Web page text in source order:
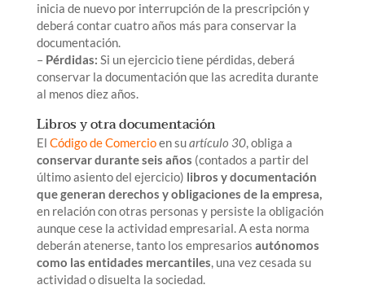
inicia de nuevo por interrupción de la prescripción y
deberá contar cuatro años más para conservar la
documentación.
– Pérdidas: Si un ejercicio tiene pérdidas, deberá
conservar la documentación que las acredita durante
al menos diez años.
Libros y otra documentación
El Código de Comercioen suartículo 30, obliga a
conservar durante seis años (contados a partir del
último asiento del ejercicio) libros y documentación
que generan derechos y obligaciones de la empresa,
en relación con otras personas y persiste la obligación
aunque cese la actividad empresarial. A esta norma
deberán atenerse, tanto los empresarios autónomos
como las entidades mercantiles, una vez cesada su
actividad o disuelta la sociedad.